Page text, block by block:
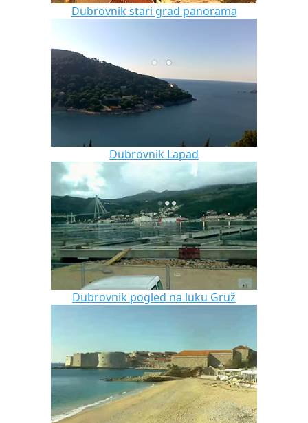
Dubrovnik stari grad panorama
Dubrovnik Lapad
Dubrovnik pogled na luku Gruž